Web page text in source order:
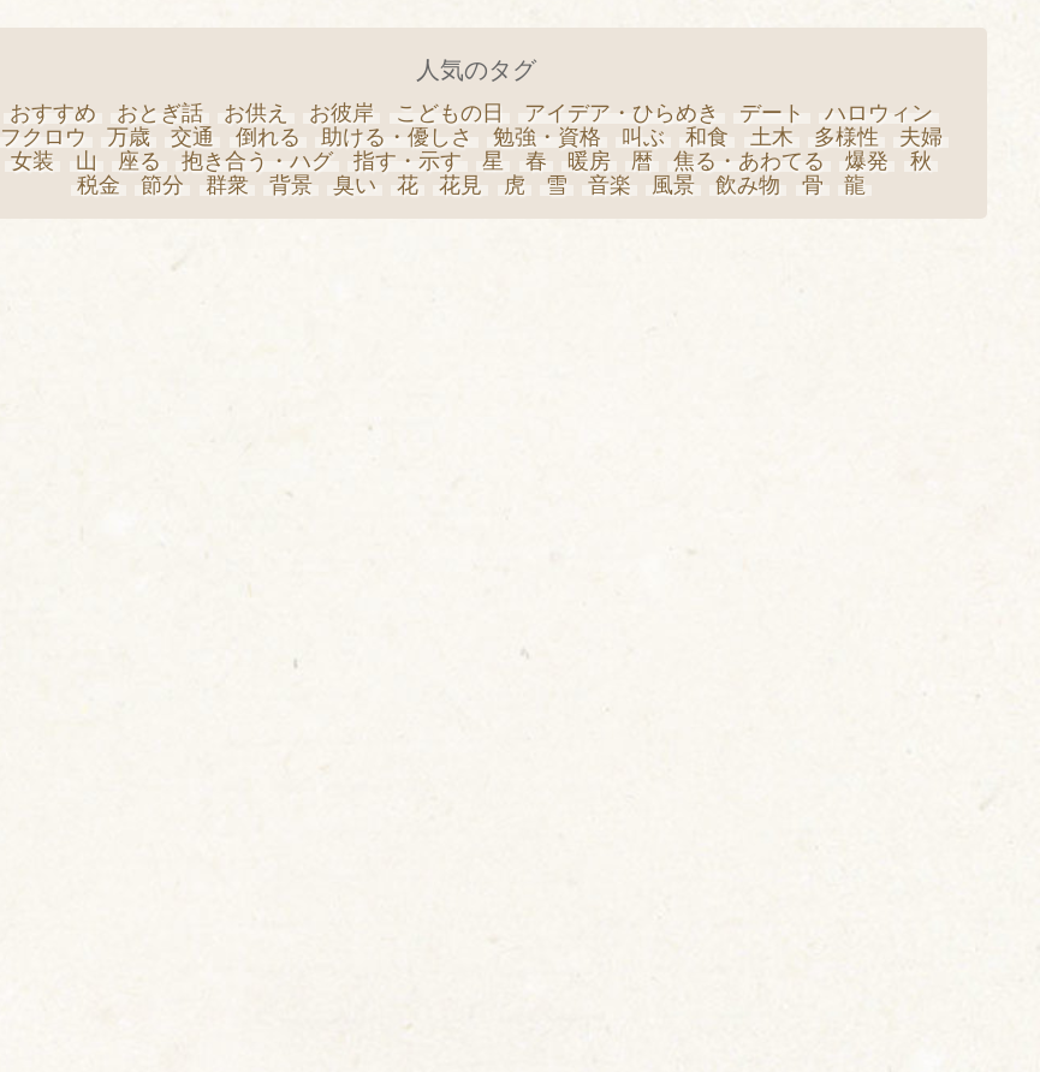
人気のタグ
おすすめ おとぎ話 お供え お彼岸 こどもの日 アイデア・ひらめき デート
ハロウィン
フクロウ
万歳 交通 倒れる 助ける・優しさ 勉強・資格 叫ぶ 和食 土木 多様性
夫婦
女装
山 座る 抱き合う・ハグ 指す・示す 星 春 暖房 暦 焦る・あわてる 爆発
秋
税金
節分 群衆 背景 臭い 花 花見 虎 雪 音楽 風景 飲み物 骨 龍